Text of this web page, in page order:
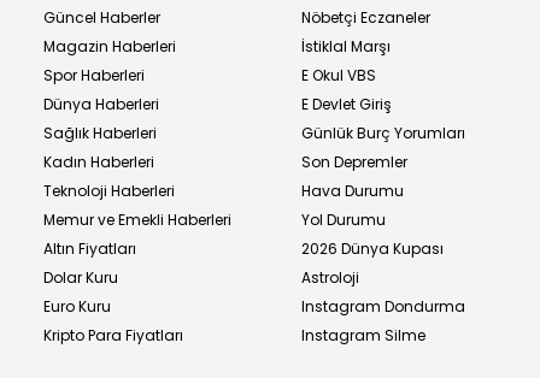
Güncel Haberler
Magazin Haberleri
Spor Haberleri
Dünya Haberleri
Sağlık Haberleri
Kadın Haberleri
Teknoloji Haberleri
Memur ve Emekli Haberleri
Altın Fiyatları
Dolar Kuru
Euro Kuru
Kripto Para Fiyatları
Nöbetçi Eczaneler
İstiklal Marşı
E Okul VBS
E Devlet Giriş
Günlük Burç Yorumları
Son Depremler
Hava Durumu
Yol Durumu
2026 Dünya Kupası
Astroloji
Instagram Dondurma
Instagram Silme